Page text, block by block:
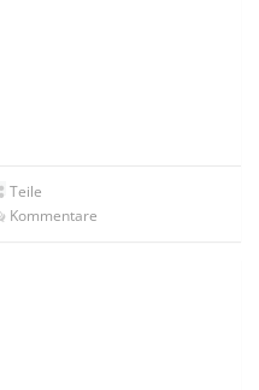
Teile
Kommentare